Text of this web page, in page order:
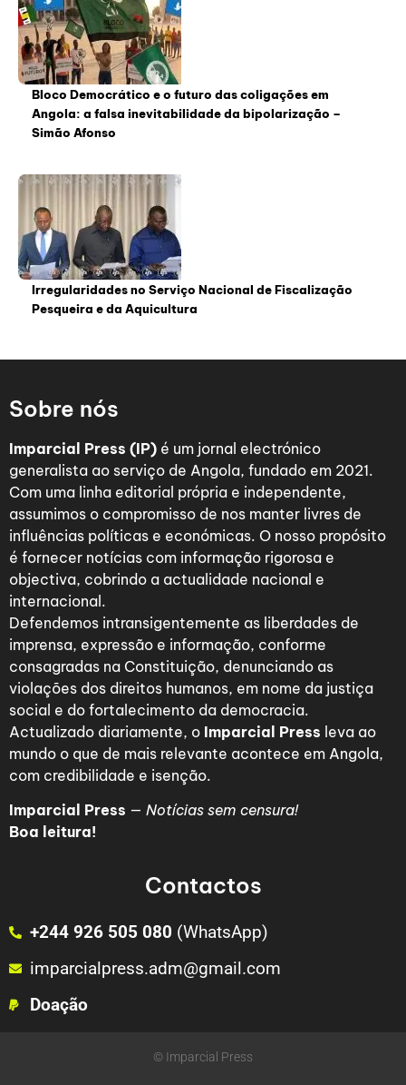
Bloco Democrático e o futuro das coligações em
Angola: a falsa inevitabilidade da bipolarização –
Simão Afonso
Irregularidades no Serviço Nacional de Fiscalização
Pesqueira e da Aquicultura
Sobre nós
Imparcial Press (IP) é um jornal electrónico
generalista ao serviço de Angola, fundado em 2021.
Com uma linha editorial própria e independente,
assumimos o compromisso de nos manter livres de
influências políticas e económicas. O nosso propósito
é fornecer notícias com informação rigorosa e
objectiva, cobrindo a actualidade nacional e
internacional.
Defendemos intransigentemente as liberdades de
imprensa, expressão e informação, conforme
consagradas na Constituição, denunciando as
violações dos direitos humanos, em nome da justiça
social e do fortalecimento da democracia.
Actualizado diariamente, o Imparcial Press leva ao
mundo o que de mais relevante acontece em Angola,
com credibilidade e isenção.
Imparcial Press — Notícias sem censura!
Boa leitura!
Contactos
+244 926 505 080 (WhatsApp)
imparcialpress.adm@gmail.com
Doação
© Imparcial Press